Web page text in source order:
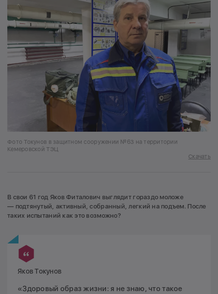
Фото Токунов в защитном сооружении №63 на территории
Кемеровской ТЭЦ
Скачать
В свои 61 год Яков Фиталович выглядит гораздо моложе
— подтянутый, активный, собранный, легкий на подъем. После
таких испытаний как это возможно?
Яков Токунов
«Здоровый образ жизни: я не знаю, что такое